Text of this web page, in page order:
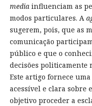
media influenciam as
modos particulares. A
sugerem, pois, que as
comunicação
público e que o
decisões politicamente
Este artigo fornece
acessível e clara sobre
objetivo proceder a